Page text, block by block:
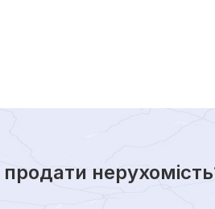
продати